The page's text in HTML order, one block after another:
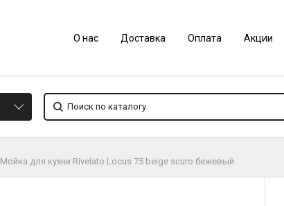
О нас Доставка Оплата Акции
Мойка для кухни Rivelato Locus 75 beige scuro бежевый